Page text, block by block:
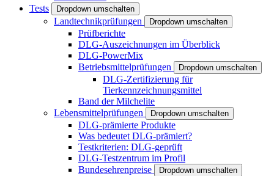
Tests
Dropdown umschalten
Landtechnikprüfungen Dropdown umschalten
Prüfberichte
DLG-Auszeichnungen im Überblick
DLG-PowerMix
Betriebsmittelprüfungen
Dropdown umschalten
DLG-Zertifizierung für
Tierkennzeichnungsmittel
Band der Milchelite
Lebensmittelprüfungen
Dropdown umschalten
DLG-prämierte Produkte
Was bedeutet DLG-prämiert?
Testkriterien: DLG-geprüft
DLG-Testzentrum im Profil
Bundesehrenpreise
Dropdown umschalten